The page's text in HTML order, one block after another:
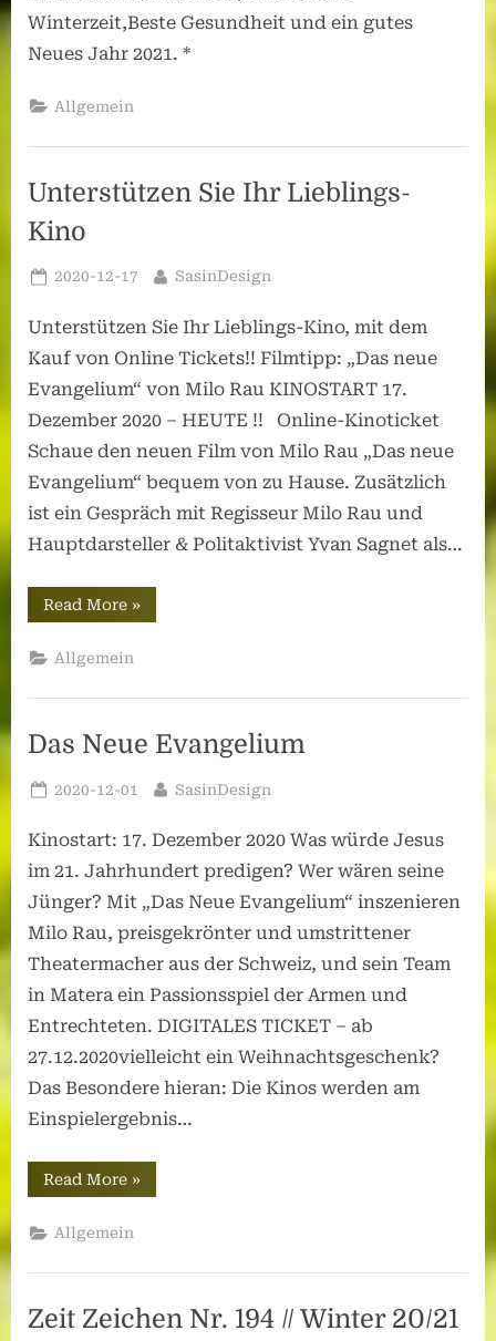
Winterzeit,Beste Gesundheit und ein gutes
Neues Jahr 2021. *
Allgemein
Unterstützen Sie Ihr Lieblings-
Kino
Posted
2020-12-17 By
SasinDesign
Unterstützen Sie Ihr Lieblings-Kino, mit dem
Kauf von Online Tickets!! Filmtipp: „Das neue
Evangelium“ von Milo Rau KINOSTART 17.
Dezember 2020 – HEUTE !! Online-Kinoticket
Schaue den neuen Film von Milo Rau „Das neue
Evangelium“ bequem von zu Hause. Zusätzlich
ist ein Gespräch mit Regisseur Milo Rau und
Hauptdarsteller & Politaktivist Yvan Sagnet als…
Read More“Unterstützen
Sie
Kino”
»
Allgemein
Das Neue Evangelium
Posted
2020-12-01 By
SasinDesign
Kinostart: 17. Dezember 2020 Was würde Jesus
im 21. Jahrhundert predigen? Wer wären seine
Jünger? Mit „Das Neue Evangelium“ inszenieren
Milo Rau, preisgekrönter und umstrittener
Theatermacher aus der Schweiz, und sein Team
in Matera ein Passionsspiel der Armen und
Entrechteten. DIGITALES TICKET – ab
27.12.2020vielleicht ein Weihnachtsgeschenk?
Das Besondere hieran: Die Kinos werden am
Einspielergebnis…
Read More“Das
Neue
»
Allgemein
Zeit Zeichen Nr. 194 // Winter 20/21